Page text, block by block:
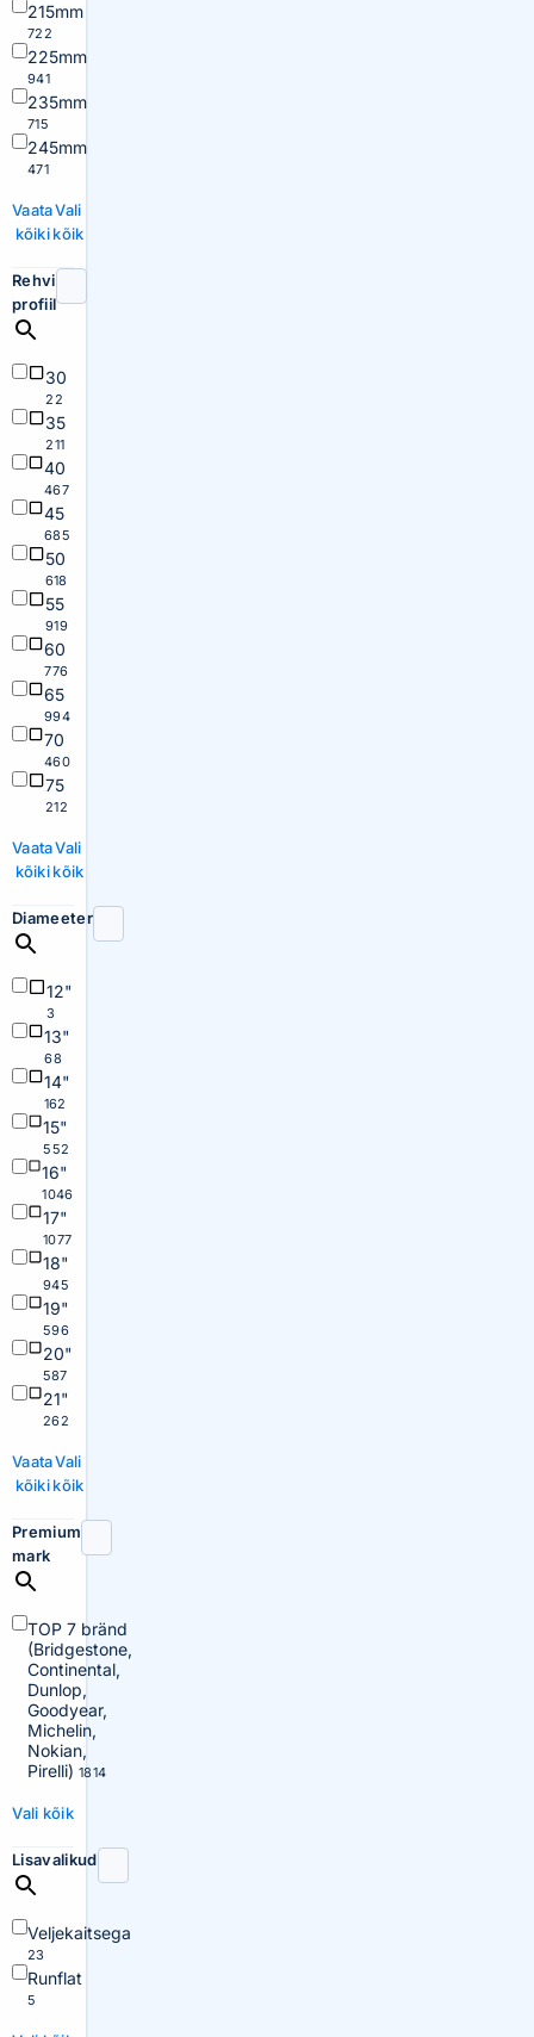
215mm
722
225mm
941
235mm
715
245mm
471
Vaata
kõiki
Vali
kõik
Rehvi
profiil
30
22
35
211
40
467
45
685
50
618
55
919
60
776
65
994
70
460
75
212
Vaata
kõiki
Vali
kõik
Diameeter
12"
3
13"
68
14"
162
15"
552
16"
1046
17"
1077
18"
945
19"
596
20"
587
21"
262
Vaata
kõiki
Vali
kõik
Premium
mark
TOP 7 bränd
(Bridgestone,
Continental,
Dunlop,
Goodyear,
Michelin,
Nokian,
Pirelli) 1814
Vali kõik
Lisavalikud
Veljekaitsega
23
Runflat
5